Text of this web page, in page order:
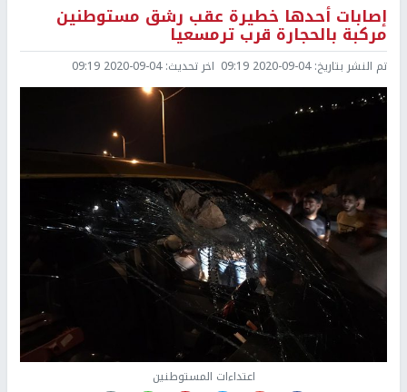
إصابات أحدها خطيرة عقب رشق مستوطنين
مركبة بالحجارة قرب ترمسعيا
تم النشر بتاريخ:2020-09-04 09:19 اخر تحديث:2020-09-04 09:19
اعتداءات المستوطنين